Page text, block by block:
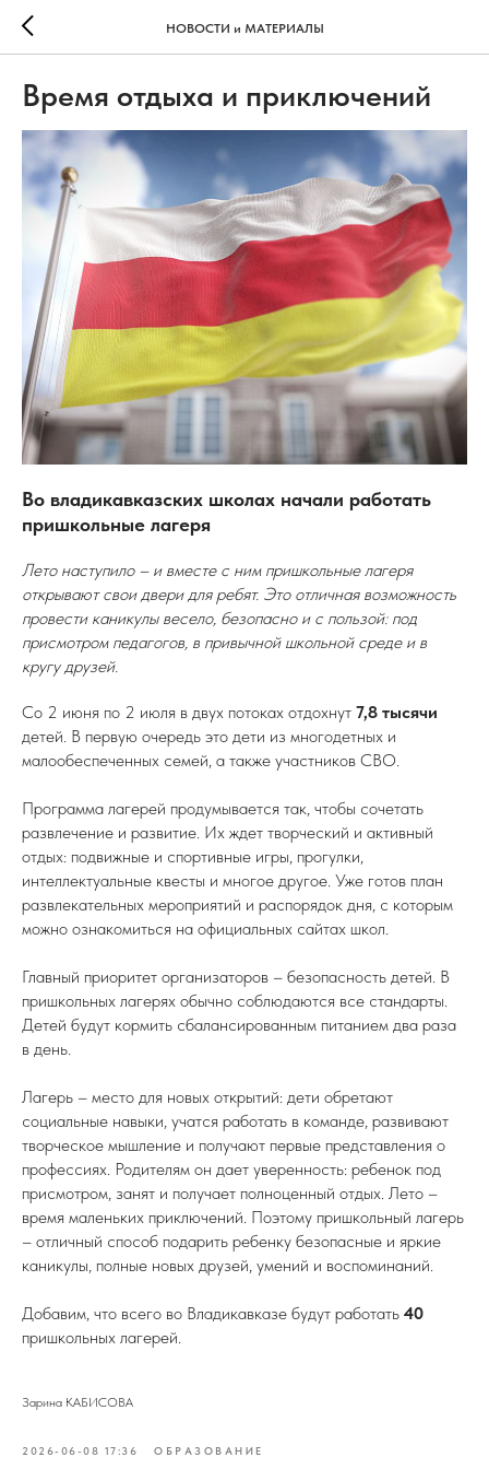
НОВОСТИ и МАТЕРИАЛЫ
Время отдыха и приключений
Во владикавказских школах начали работать
пришкольные лагеря
Лето наступило – и вместе с ним пришкольные лагеря
открывают свои двери для ребят. Это отличная возможность
провести каникулы весело, безопасно и с пользой: под
присмотром педагогов, в привычной школьной среде и в
кругу друзей.
Со 2 июня по 2 июля в двух потоках отдохнут 7,8 тысячи
детей. В первую очередь это дети из многодетных и
малообеспеченных семей, а также участников СВО.
Программа лагерей продумывается так, чтобы сочетать
развлечение и развитие. Их ждет творческий и активный
отдых: подвижные и спортивные игры, прогулки,
интеллектуальные квесты и многое другое. Уже готов план
развлекательных мероприятий и распорядок дня, с которым
можно ознакомиться на официальных сайтах школ.
Главный приоритет организаторов – безопасность детей. В
пришкольных лагерях обычно соблюдаются все стандарты.
Детей будут кормить сбалансированным питанием два раза
в день.
Лагерь – место для новых открытий: дети обретают
социальные навыки, учатся работать в команде, развивают
творческое мышление и получают первые представления о
профессиях. Родителям он дает уверенность: ребенок под
присмотром, занят и получает полноценный отдых. Лето –
время маленьких приключений. Поэтому пришкольный лагерь
– отличный способ подарить ребенку безопасные и яркие
каникулы, полные новых друзей, умений и воспоминаний.
Добавим, что всего во Владикавказе будут работать 40
пришкольных лагерей.
Зарина КАБИСОВА
2026-06-08 17:36 ОБРАЗОВАНИЕ